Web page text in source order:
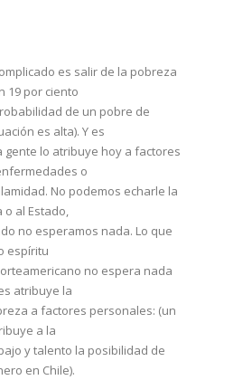
es salir de la pobreza
19 por ciento
de un pobre de
es alta). Y es
gente lo atribuye hoy a factores
o
No podemos echarle la
o al Estado,
no esperamos nada. Lo que
espíritu
no espera nada
atribuye la
a factores personales: (un
a la
y talento la posibilidad de
en Chile).